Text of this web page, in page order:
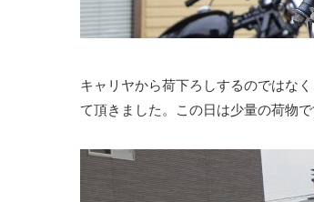
キャリヤから荷下ろしするのではな
て頂きました。この日は少量の荷物